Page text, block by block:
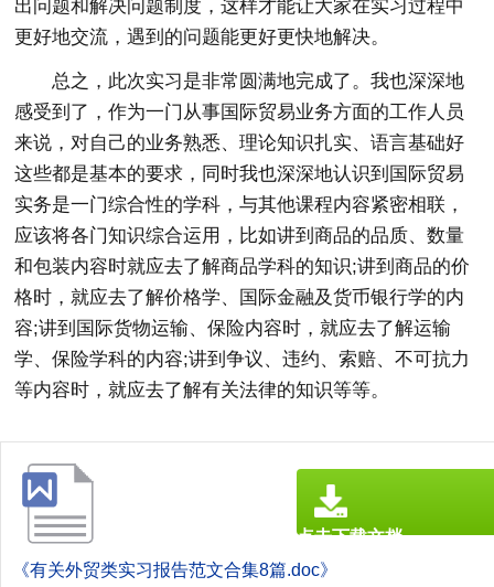
出问题和解决问题制度，这样才能让大家在实习过程中
更好地交流，遇到的问题能更好更快地解决。
总之，此次实习是非常圆满地完成了。我也深深地
感受到了，作为一门从事国际贸易业务方面的工作人员
来说，对自己的业务熟悉、理论知识扎实、语言基础好
这些都是基本的要求，同时我也深深地认识到国际贸易
实务是一门综合性的学科，与其他课程内容紧密相联，
应该将各门知识综合运用，比如讲到商品的品质、数量
和包装内容时就应去了解商品学科的知识;讲到商品的价
格时，就应去了解价格学、国际金融及货币银行学的内
容;讲到国际货物运输、保险内容时，就应去了解运输
学、保险学科的内容;讲到争议、违约、索赔、不可抗力
等内容时，就应去了解有关法律的知识等等。
《有关外贸类实习报告范文合集8篇.doc》
点击下载文档
文档为doc格式